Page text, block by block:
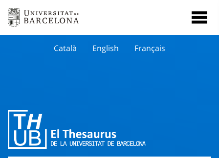
Català English Français